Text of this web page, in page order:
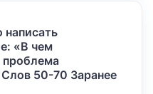
написать
«В чем
проблема
50-70 Заранее